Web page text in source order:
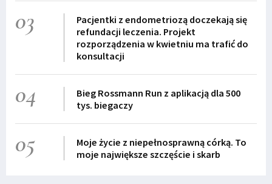
03
Pacjentki z endometriozą doczekają się
refundacji leczenia. Projekt
rozporządzenia w kwietniu ma trafić do
konsultacji
04
Bieg Rossmann Run z aplikacją dla 500
tys. biegaczy
05
Moje życie z niepełnosprawną córką. To
moje największe szczęście i skarb